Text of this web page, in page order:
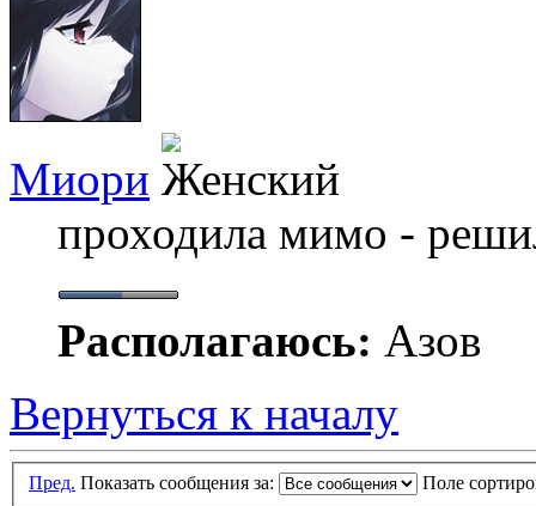
Миори
проходила мимо -
Располагаюсь: Азов
Вернуться к началу
Пред. Показать сообщения за: Поле